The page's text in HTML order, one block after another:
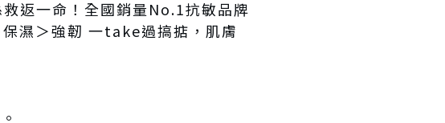
返一命！全國銷量No.1抗敏品牌
濕＞強韌 一take過搞掂，肌膚